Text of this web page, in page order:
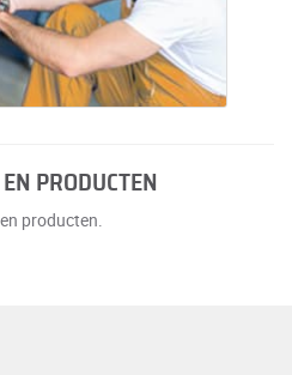
PRODUCTEN
producten.